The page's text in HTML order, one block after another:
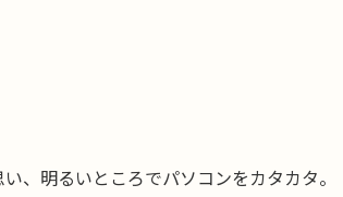
、明るいところでパソコンをカタカタ。